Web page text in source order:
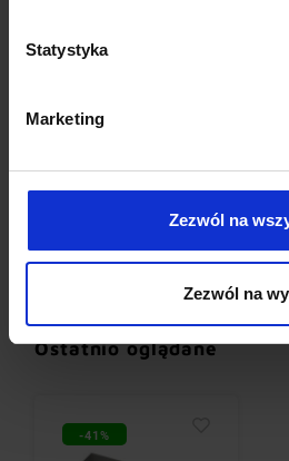
Statystyka
Marketing
Zezwól na
Zezwól na
Umywalki bez baterii
(12)
Ostatnio oglądane
-41%